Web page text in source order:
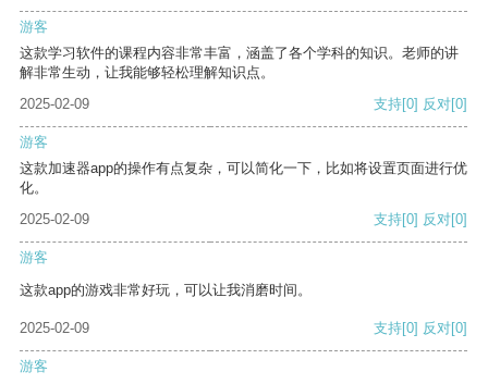
游客
这款学习软件的课程内容非常丰富，涵盖了各个学科的知识。老师的讲
解非常生动，让我能够轻松理解知识点。
2025-02-09
支持[0] 反对[0]
游客
这款加速器app的操作有点复杂，可以简化一下，比如将设置页面进行优
化。
2025-02-09
支持[0] 反对[0]
游客
这款app的游戏非常好玩，可以让我消磨时间。
2025-02-09 支持[0] 反对[0]
游客